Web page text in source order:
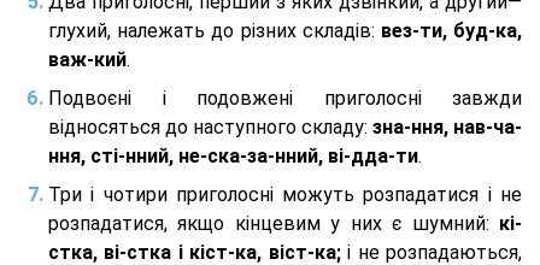
глухий, належать до різних складів: вез-ти, буд-ка,
важ-кий.
Подвоєні і подовжені приголосні завжди
відносяться до наступного складу: зна-ння, нав-ча-
ння, сті-нний, не-ска-за-нний, ві-дда-ти.
Три і чотири приголосні можуть розпадатися і не
розпадатися, якщо кінцевим у них є шумний: кі-
стка, ві-стка і кіст-ка, віст-ка;і не розпадаються,